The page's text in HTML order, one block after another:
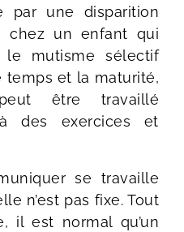
par une disparition
chez un enfant qui
le mutisme sélectif
temps et la maturité,
être travaillé
des exercices et
se travaille
n’est pas fixe. Tout
il est normal qu’un